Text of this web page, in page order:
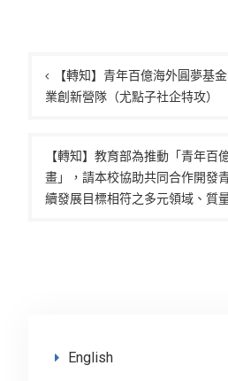
章
導
【轉知】青年百億海外圓夢基
業創新營隊（尤點子社企特攻）
【轉知】教育部為推動「青年百
畫」，請本校協助共同合作開發
續發展目標相符之多元領域、質
English